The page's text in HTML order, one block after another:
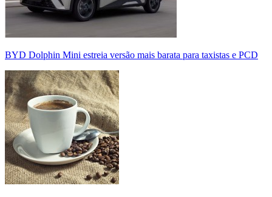
BYD Dolphin Mini estreia versão mais barata para taxistas e PCD